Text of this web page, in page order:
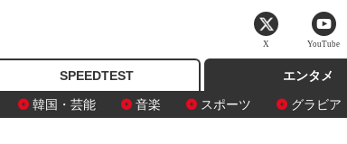
SPEEDTEST
エンタメ
韓国・芸能 音楽 スポーツ グラビア
X YouTube